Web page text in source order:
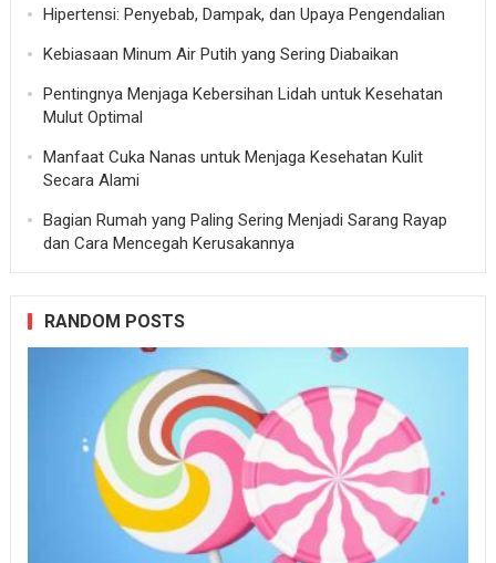
Hipertensi: Penyebab, Dampak, dan Upaya Pengendalian
Kebiasaan Minum Air Putih yang Sering Diabaikan
Pentingnya Menjaga Kebersihan Lidah untuk Kesehatan
Mulut Optimal
Manfaat Cuka Nanas untuk Menjaga Kesehatan Kulit
Secara Alami
Bagian Rumah yang Paling Sering Menjadi Sarang Rayap
dan Cara Mencegah Kerusakannya
RANDOM POSTS